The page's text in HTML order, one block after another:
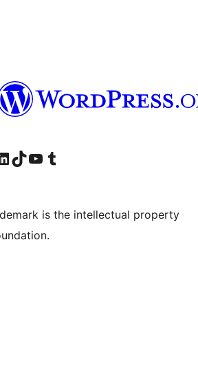
खातामा जानुहोस्
लिङ्क्डइन खातामा जानुहोस्
हाम्रो TikTok खाता भ्रमण गर्नुहोस्
हाम्रो युट्युब च्यानलमा जानुहोस्
हाम्रो टम्बलर खाता भ्रमण गर्नुहोस्
is the intellectual property